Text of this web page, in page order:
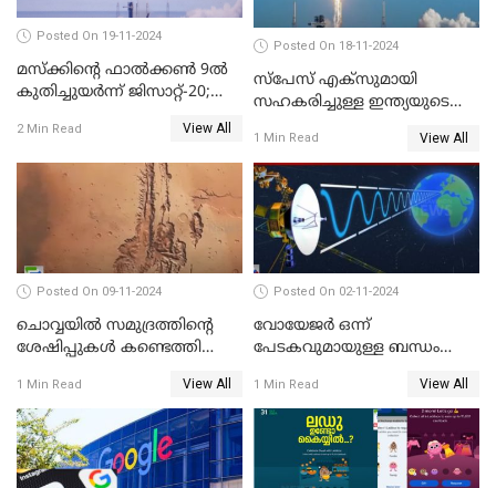
Posted On 19-11-2024
മസ്‌ക്കിന്റെ ഫാല്‍ക്കണ്‍ 9ൽ
കുതിച്ചുയർന്ന് ജിസാറ്റ്-20;
2 Min Read View All
Posted On 18-11-2024
സ്‌പേസ് എക്‌സുമായി
സഹകരിച്ചുള്ള ഇന്ത്യയുടെ
നാളെ
1 Min Read View All
Posted On 09-11-2024
ചൊവ്വയില്‍ സമുദ്രത്തിന്റെ
ശേഷിപ്പുകള്‍ കണ്ടെത്തി
1 Min Read View All
Posted On 02-11-2024
വോയേജര്‍ ഒന്ന്
പേടകവുമായുള്ള ബന്ധം
1 Min Read View All